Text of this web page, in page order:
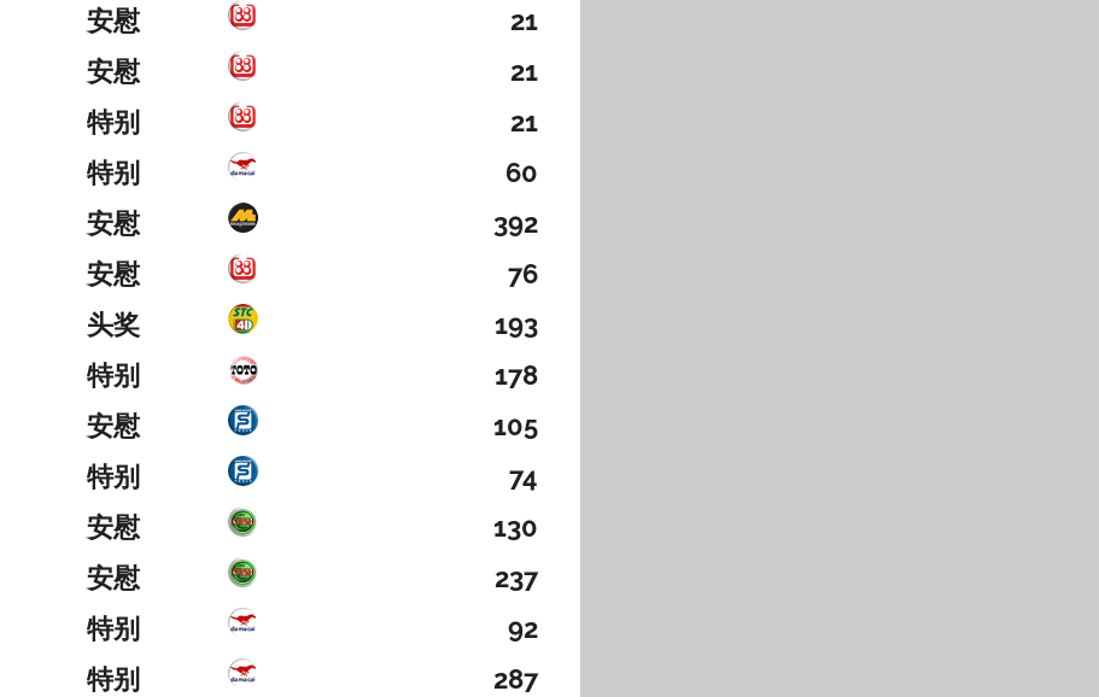
安慰
21
安慰
21
特别
21
特别
60
安慰
392
安慰
76
头奖
193
特别
178
安慰
105
特别
74
安慰
130
安慰
237
特别
92
特别 287